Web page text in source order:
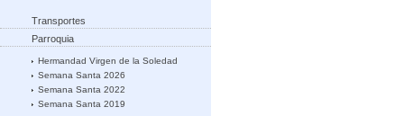
Transportes
Parroquia
Hermandad Virgen de la Soledad
Semana Santa 2026
Semana Santa 2022
Semana Santa 2019